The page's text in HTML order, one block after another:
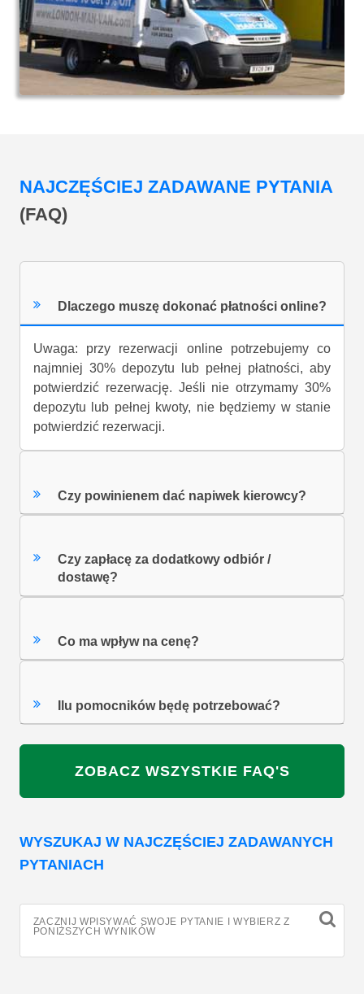
NAJCZĘŚCIEJ ZADAWANE PYTANIA
(FAQ)
Dlaczego muszę dokonać płatności online?
Uwaga: przy rezerwacji online potrzebujemy co
najmniej 30% depozytu lub pełnej płatności, aby
potwierdzić rezerwację. Jeśli nie otrzymamy 30%
depozytu lub pełnej kwoty, nie będziemy w stanie
potwierdzić rezerwacji.
Czy powinienem dać napiwek kierowcy?
Czy zapłacę za dodatkowy odbiór /
dostawę?
Co ma wpływ na cenę?
Ilu pomocników będę potrzebować?
ZOBACZ WSZYSTKIE FAQ'S
WYSZUKAJ W NAJCZĘŚCIEJ ZADAWANYCH
PYTANIACH
ZACZNIJ WPISYWAĆ SWOJE PYTANIE I WYBIERZ Z
PONIŻSZYCH WYNIKÓW